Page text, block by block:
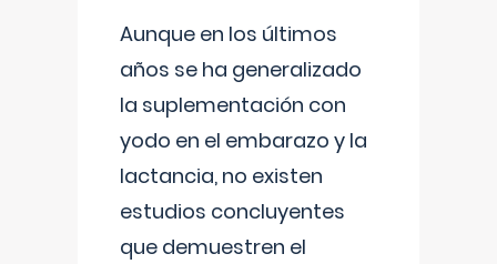
Aunque en los últimos
años se ha generalizado
la suplementación con
yodo en el embarazo y la
lactancia, no existen
estudios concluyentes
que demuestren el